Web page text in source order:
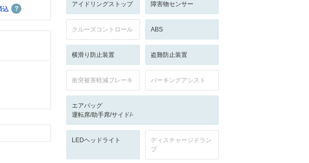
込
アイドリングストップ 障害物センサー
クルーズコントロール ABS
横滑り防止装置 盗難防止装置
衝突被害軽減ブレーキ パーキングアシスト
エアバッグ
運転席/助手席/サイド/-
LEDヘッドライト
ディスチャージドラン
プ